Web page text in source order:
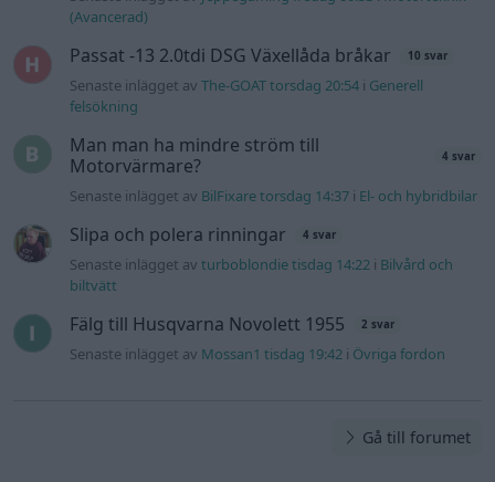
(Avancerad)
Passat -13 2.0tdi DSG Växellåda bråkar 10 svar
Senaste inlägget avThe-GOAT torsdag 20:54 i Generell
felsökning
Man man ha mindre ström till
Motorvärmare?
4 svar
Senaste inlägget av BilFixare torsdag 14:37 i El- och hybridbilar
Slipa och polera rinningar 4 svar
Senaste inlägget avturboblondie tisdag 14:22 i Bilvård och
biltvätt
Fälg till Husqvarna Novolett 1955 2 svar
Senaste inlägget av Mossan1 tisdag 19:42 i Övriga fordon
Gå till forumet